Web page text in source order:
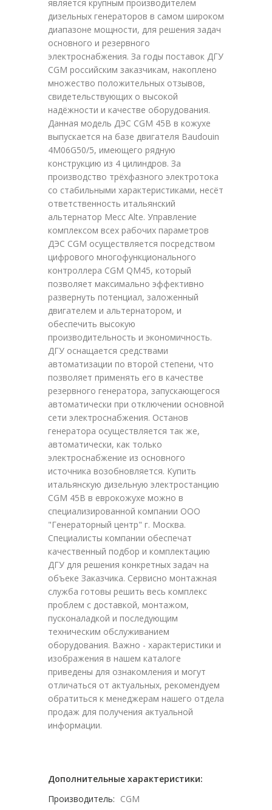
является крупным производителем
дизельных генераторов в самом широком
диапазоне мощности, для решения задач
основного и резервного
электроснабжения. За годы поставок ДГУ
CGM российским заказчикам, накоплено
множество положительных отзывов,
свидетельствующих о высокой
надёжности и качестве оборудования.
Данная модель ДЭС CGM 45B в кожухе
выпускается на базе двигателя Baudouin
4M06G50/5, имеющего рядную
конструкцию из 4 цилиндров. За
производство трёхфазного электротока
со стабильными характеристиками, несёт
ответственность итальянский
альтернатор Mecc Alte. Управление
комплексом всех рабочих параметров
ДЭС CGM осуществляется посредством
цифрового многофункционального
контроллера CGM QM45, который
позволяет максимально эффективно
развернуть потенциал, заложенный
двигателем и альтернатором, и
обеспечить высокую
производительность и экономичность.
ДГУ оснащается средствами
автоматизации по второй степени, что
позволяет применять его в качестве
резервного генератора, запускающегося
автоматически при отключении основной
сети электроснабжения. Останов
генератора осуществляется так же,
автоматически, как только
электроснабжение из основного
источника возобновляется. Купить
итальянскую дизельную электростанцию
CGM 45B в еврокожухе можно в
специализированной компании ООО
"Генераторный центр" г. Москва.
Специалисты компании обеспечат
качественный подбор и комплектацию
ДГУ для решения конкретных задач на
объеке Заказчика. Сервисно монтажная
служба готовы решить весь комплекс
проблем с доставкой, монтажом,
пусконаладкой и последующим
техническим обслуживанием
оборудования. Важно - характеристики и
изображения в нашем каталоге
приведены для ознакомления и могут
отличаться от актуальных, рекомендуем
обратиться к менеджерам нашего отдела
продаж для получения актуальной
информации.
Дополнительные характеристики:
Производитель: CGM